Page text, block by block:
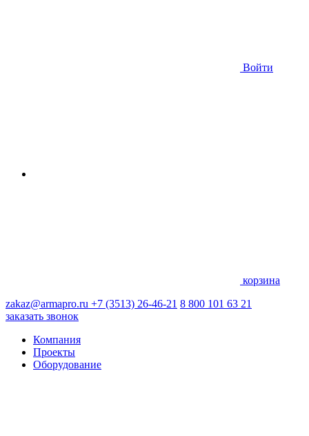
Войти
корзина
zakaz@armapro.ru +7 (3513) 26-46-21 8 800 101 63 21
заказать звонок
Компания
Проекты
Оборудование